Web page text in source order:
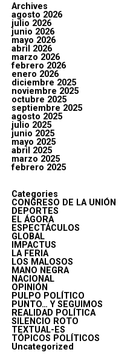
Archives
agosto 2026
julio 2026
junio 2026
mayo 2026
abril 2026
marzo 2026
febrero 2026
enero 2026
diciembre 2025
noviembre 2025
octubre 2025
septiembre 2025
agosto 2025
julio 2025
junio 2025
mayo 2025
abril 2025
marzo 2025
febrero 2025
Categories
CONGRESO DE LA UNIÓN
DEPORTES
EL ÁGORA
ESPECTÁCULOS
GLOBAL
IMPACTUS
LA FERIA
LOS MALOSOS
MANO NEGRA
NACIONAL
OPINIÓN
PULPO POLÍTICO
PUNTO… Y SEGUIMOS
REALIDAD POLÍTICA
SILENCIO ROTO
TEXTUAL-ES
TÓPICOS POLÍTICOS
Uncategorized